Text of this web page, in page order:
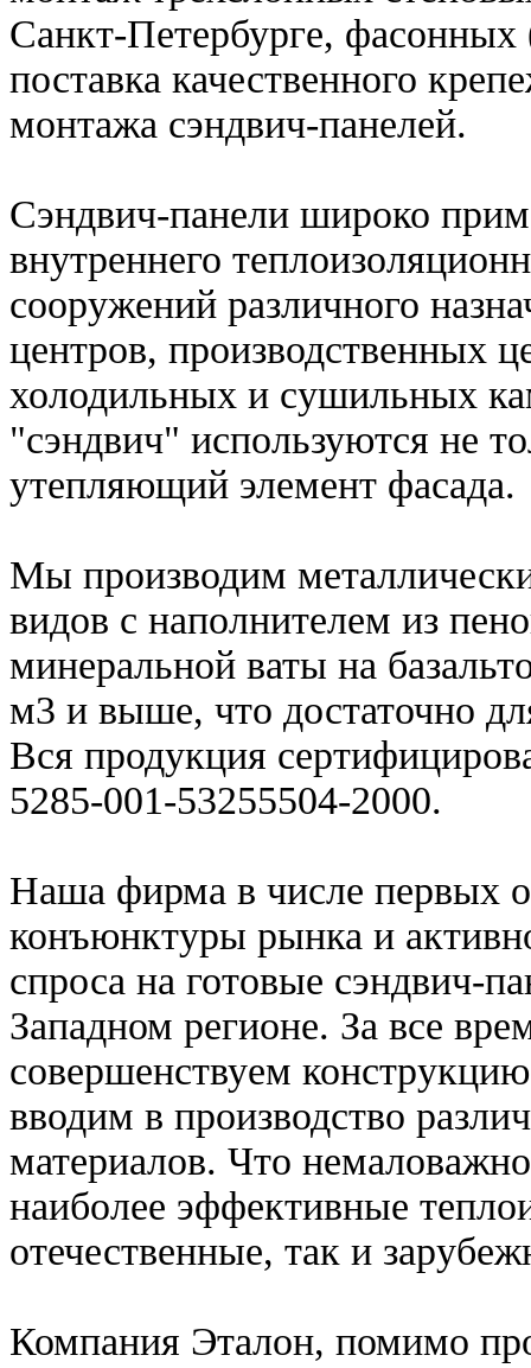
Санкт-Петербурге,
поставка качественного
монтажа сэндвич-панелей.
Сэндвич-панели широко
внутреннего
сооружений различного
центров, производственных
холодильных и сушильных
"сэндвич" используются не
утепляющий элемент фасада.
Мы производим
видов с наполнителем из
минеральной ваты на
м3 и выше, что достаточно
Вся продукция
5285-001-53255504-2000.
Наша фирма в числе первых
конъюнктуры рынка и
спроса на готовые сэндвич-
Западном регионе. За все
совершенствуем
вводим в производство
материалов. Что
наиболее эффективные
отечественные, так и
Компания Эталон, помимо